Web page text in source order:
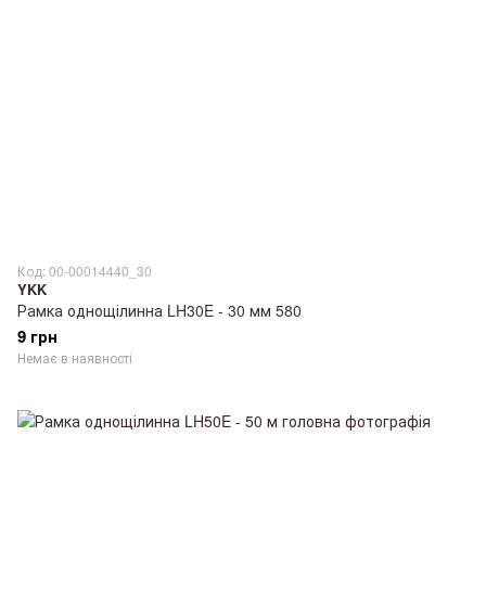
Код: 00-00014440_30
YKK
Рамка однощілинна LH30E - 30 мм 580
9 грн
Немає в наявності